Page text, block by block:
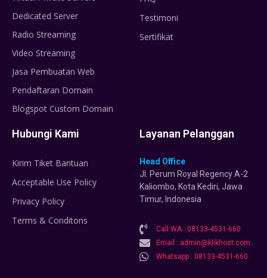
Dedicated Server
Radio Streaming
Video Streaming
Jasa Pembuatan Web
Pendaftaran Domain
Blogspot Custom Domain
Testimoni
Sertifikat
Hubungi Kami
Kirim Tiket Bantuan
Acceptable Use Policy
Privacy Policy
Terms & Conditons
Layanan Pelanggan
Head Office
Jl. Perum Royal Regency A-2
Kaliombo, Kota Kediri, Jawa
Timur, Indonesia
Call WA : 08133-4531-660
Email : admin@klikhost.com
Whatsapp : 08133-4531-660